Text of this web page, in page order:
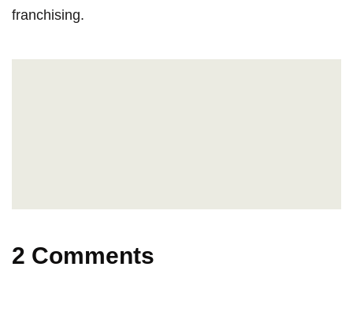
franchising.
2 Comments